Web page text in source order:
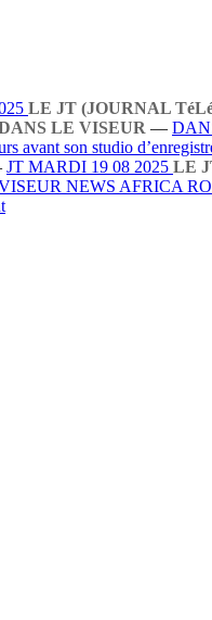
LE JT (JOURNAL
LE VISEUR —
avant son studio
JT MARDI 19 08 2025 LE
NEWS AFRICA